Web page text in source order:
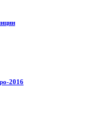
2016